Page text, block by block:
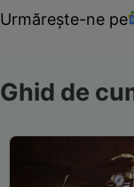
Urmărește-ne pe
Ghid de